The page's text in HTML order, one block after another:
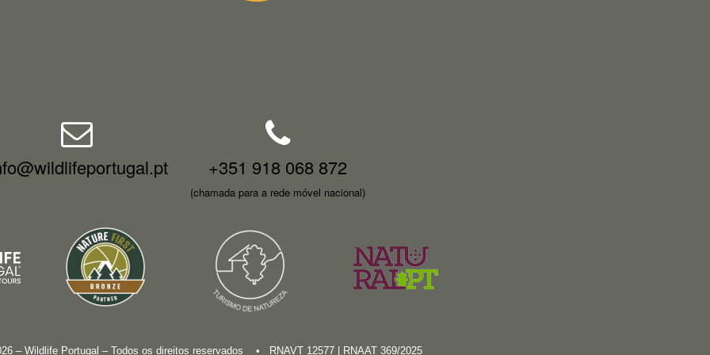
+351 918 068 872
(chamada para a rede móvel nacional)
– Wildlife Portugal – Todos os direitos reservados • RNAVT 12577 | RNAAT 369/2025